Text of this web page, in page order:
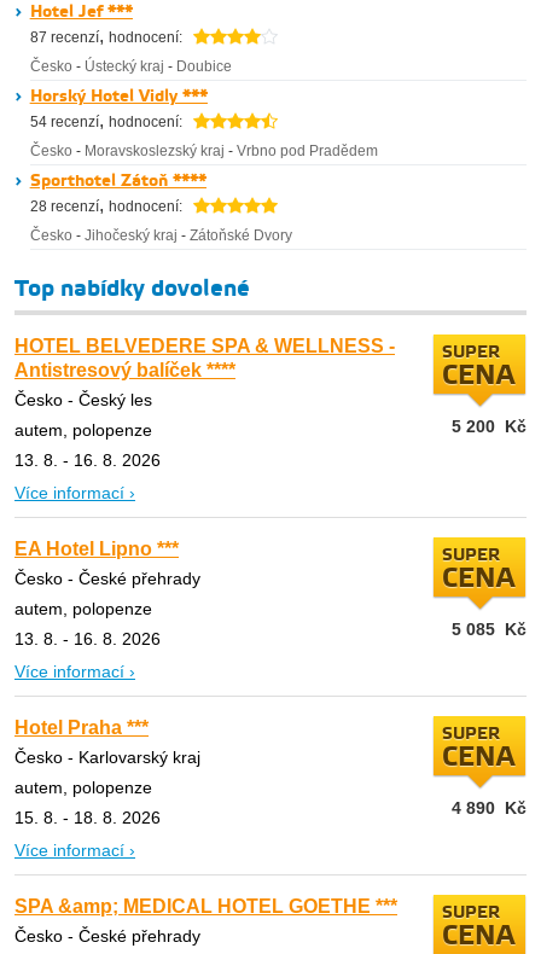
Hotel Jef ***
87 recenzí, hodnocení:
Česko - Ústecký kraj - Doubice
Horský Hotel Vidly ***
54 recenzí, hodnocení:
Česko - Moravskoslezský kraj - Vrbno pod Pradědem
Sporthotel Zátoň ****
28 recenzí, hodnocení:
Česko - Jihočeský kraj - Zátoňské Dvory
Top nabídky dovolené
HOTEL BELVEDERE SPA & WELLNESS -
Antistresový balíček ****
Česko - Český les
autem, polopenze
13. 8. - 16. 8. 2026
Více informací ›
SUPER
CENA
5 200 Kč
EA Hotel Lipno ***
Česko - České přehrady
autem, polopenze
13. 8. - 16. 8. 2026
Více informací ›
SUPER
CENA
5 085 Kč
Hotel Praha ***
Česko - Karlovarský kraj
autem, polopenze
15. 8. - 18. 8. 2026
Více informací ›
SUPER
CENA
4 890 Kč
SPA &amp; MEDICAL HOTEL GOETHE ***
Česko - České přehrady
SUPER
CENA